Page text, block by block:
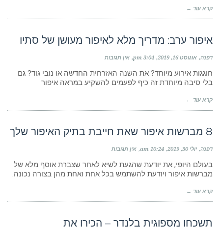
קרא עוד ←
איפור ערב: מדריך מלא לאיפור מעושן של סתיו
דפנה אוגוסט 16, 2019 3:04 pm אין תגובות
חוגגות אירוע מיוחד? את השנה האזרחית החדשה או נובי גוד? גם
בלי סיבה מיוחדת זה כיף לפעמים להשקיע במראה איפור
קרא עוד ←
8 מברשות איפור שאת חייבת בתיק האיפור שלך
דפנה יולי 30, 2019 10:24 am אין תגובות
בעולם היופי, את יודעת שהגעת לשיא לאחר שצברת אוסף מלא של
מברשות איפור ויודעת להשתמש בכל אחת ואחת מהן בצורה נכונה.
קרא עוד ←
תשכחו מספוגית בלנדר – הכירו את